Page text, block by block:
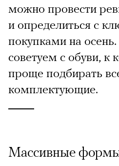
можно провести
и определиться с
покупками на
советуем с обуви, к
проще подбирать
комплектующие.
Массивные